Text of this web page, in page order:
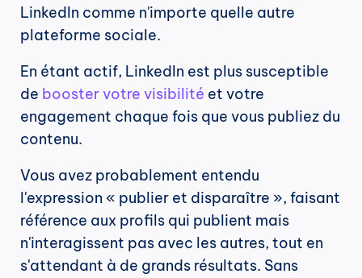
LinkedIn comme n'importe quelle autre
plateforme sociale.
En étant actif, LinkedIn est plus susceptible
de booster votre visibilité et votre
engagement chaque fois que vous publiez du
contenu.
Vous avez probablement entendu
l'expression « publier et disparaître », faisant
référence aux profils qui publient mais
n'interagissent pas avec les autres, tout en
s'attendant à de grands résultats. Sans